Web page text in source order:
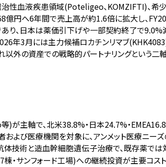
治性血液疾患領域(Poteligeo、KOMZIFTI)、
円へ6年間で売上高が約1.6倍に拡大し、
り、日本は薬価引下げや一部契約終了で
年3月には主力候補ロカチンリマブ
以外の資産での戦略的パートナリングとい
主軸で、北米38.8%・日本24.7%・
よび医療機関を対象に、アンメット医療ニー
体技術と造血幹細胞遺伝子治療で、既存薬で
・サンフォード工場)への継続投資が主要コス